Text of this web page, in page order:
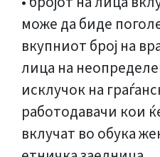
може да биде
вкупниот број на
лица на
исклучок на
работодавачи кои
вклучат во обука